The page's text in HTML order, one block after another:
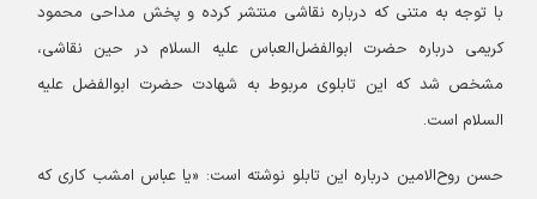
با توجه به متنی که درباره نقاشی منتشر کرده و پخش مداحی محمود
کریمی درباره حضرت ابوالفضل‌العباس علیه السلام در حین نقاشی،
مشخص شد که این تابلوی مربوط به شهادت حضرت ابوالفضل علیه
السلام است.
حسن روح‌الامین درباره این تابلو نوشته است: «یا عباس امشب کاری که